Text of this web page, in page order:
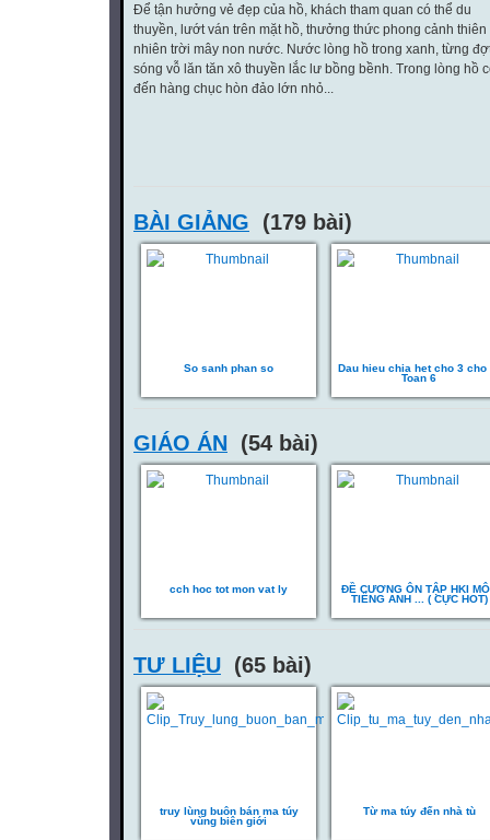
Để tận hưởng vẻ đẹp của hồ, khách tham quan có thể du
thuyền, lướt ván trên mặt hồ, thưởng thức phong cảnh thiên
nhiên trời mây non nước. Nước lòng hồ trong xanh, từng
sóng vỗ lăn tăn xô thuyền lắc lư bồng bềnh. Trong lòng hồ
đến hàng chục hòn đảo lớn nhỏ...
BÀI GIẢNG (179 bài)
So sanh phan so
Dau hieu chia het cho 3 cho
Toan 6
GIÁO ÁN (54 bài)
cch hoc tot mon vat ly
ĐỀ CƯƠNG ÔN TẬP HKI
TIẾNG ANH ... ( CỰC HOT)
TƯ LIỆU (65 bài)
truy lùng buôn bán ma túy
vùng biên giới
Từ ma túy đến nhà tù